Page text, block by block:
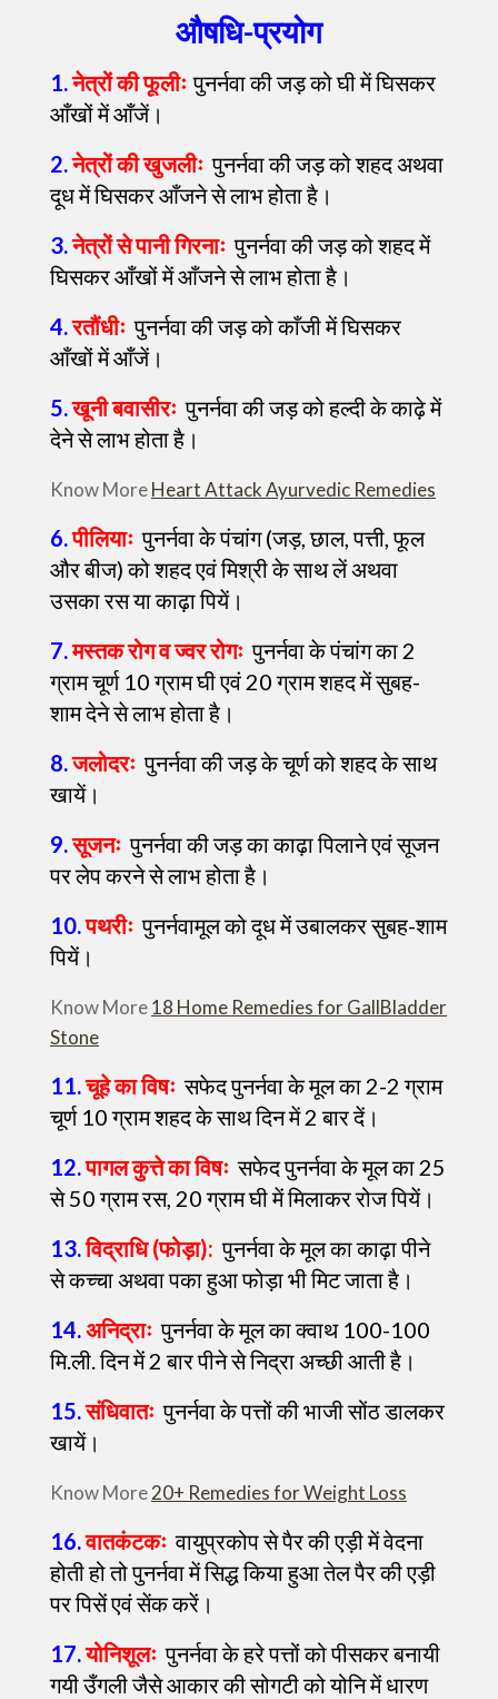
औषधि-प्रयोग
1.नेत्रों की फूलीः पुनर्नवा की जड़ को घी में घिसकर
आँखों में आँजें।
2.नेत्रों की खुजलीः पुनर्नवा की जड़ को शहद अथवा
दूध में घिसकर आँजने से लाभ होता है।
3.नेत्रों से पानी गिरनाः पुनर्नवा की जड़ को शहद में
घिसकर आँखों में आँजने से लाभ होता है।
4.रतौंधीः पुनर्नवा की जड़ को काँजी में घिसकर
आँखों में आँजें।
5.खूनी बवासीरः पुनर्नवा की जड़ को हल्दी के काढ़े में
देने से लाभ होता है।
Know MoreHeart Attack Ayurvedic Remedies
6.पीलियाः पुनर्नवा के पंचांग (जड़, छाल, पत्ती, फूल
और बीज) को शहद एवं मिश्री के साथ लें अथवा
उसका रस या काढ़ा पियें।
7.मस्तक रोग व ज्वर रोगः पुनर्नवा के पंचांग का 2
ग्राम चूर्ण 10 ग्राम घी एवं 20 ग्राम शहद में सुबह-
शाम देने से लाभ होता है।
8.जलोदरः पुनर्नवा की जड़ के चूर्ण को शहद के साथ
खायें।
9.सूजनः पुनर्नवा की जड़ का काढ़ा पिलाने एवं सूजन
पर लेप करने से लाभ होता है।
10.पथरीः पुनर्नवामूल को दूध में उबालकर सुबह-शाम
पियें।
Know More18 Home Remedies for GallBladder
Stone
11.चूहे का विषःसफेद पुनर्नवा के मूल का 2-2 ग्राम
चूर्ण 10 ग्राम शहद के साथ दिन में 2 बार दें।
12.पागल कुत्ते का विषः सफेद पुनर्नवा के मूल का 25
से 50 ग्राम रस, 20 ग्राम घी में मिलाकर रोज पियें।
13.विद्राधि (फोड़ा): पुनर्नवा के मूल का काढ़ा पीने
से कच्चा अथवा पका हुआ फोड़ा भी मिट जाता है।
14.अनिद्राः पुनर्नवा के मूल का क्वाथ 100-100
मि.ली. दिन में 2 बार पीने से निद्रा अच्छी आती है।
15.संधिवातः पुनर्नवा के पत्तों की भाजी सोंठ डालकर
खायें।
Know More20+ Remedies for Weight Loss
16.वातकंटकः वायुप्रकोप से पैर की एड़ी में वेदना
होती हो तो पुनर्नवा में सिद्ध किया हुआ तेल पैर की एड़ी
पर पिसें एवं सेंक करें।
17.योनिशूलः पुनर्नवा के हरे पत्तों को पीसकर बनायी
गयी उँगली जैसे आकार की सोगटी को योनि में धारण